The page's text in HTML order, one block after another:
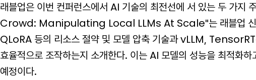
래블업은 이번 컨퍼런스에서 AI 기술의 최전선에 서 있는 두 가
Crowd: Manipulating Local LLMs At Scale"는 래블업 신정
QLoRA 등의 리소스 절약 및 모델 압축 기술과 vLLM,
효율적으로 조작하는지 소개한다. 이는 AI 모델의 성능을 최적화
예정이다.